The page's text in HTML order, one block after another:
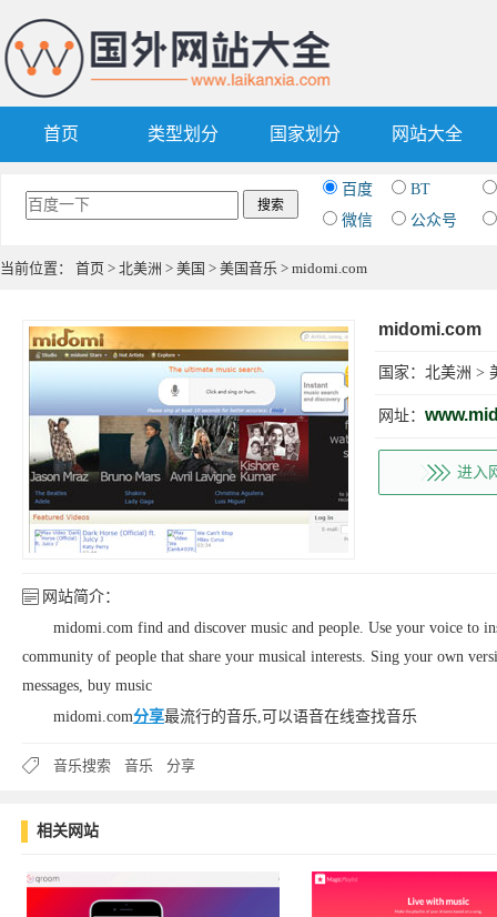
首页 类型划分 国家划分 网站大全
百度
BT
微信
公众号
当前位置： 首页 > 北美洲 > 美国 > 美国音乐 > midomi.com
midomi.com
国家： 北美洲 >
网址：
进入
网站简介：
midomi.com find and discover music and people. Use your voice to
community of people that share your musical interests. Sing your own
messages, buy music
midomi.com分享最流行的音乐,可以语音在线查找音乐
音乐搜索 音乐 分享
相关网站